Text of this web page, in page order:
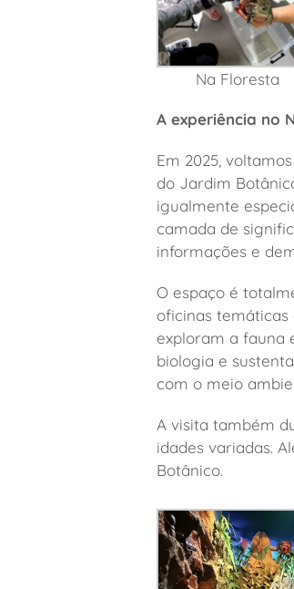
Na Floresta
A experiência no
Em 2025,
do Jardim
igualmente
camada de
informações e
O espaço é
oficinas temáticas
exploram a fauna
biologia e
com o meio
A visita também
idades variadas.
Botânico.